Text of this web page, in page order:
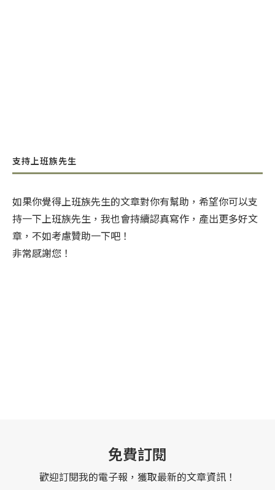
支持上班族先生
如果你覺得上班族先生的文章對你有幫助，希望你可以支
持一下上班族先生，我也會持續認真寫作，產出更多好文
章，不如考慮贊助一下吧！
非常感謝您！
免費訂閱
歡迎訂閱我的電子報，獲取最新的文章資訊！